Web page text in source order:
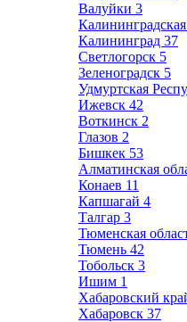
Валуйки 3
Калининградская
Калининград 37
Светлогорск 5
Зеленоградск 5
Удмуртская
Ижевск 42
Воткинск 2
Глазов 2
Бишкек 53
Алматинская
Конаев 11
Капшагай 4
Талгар 3
Тюменская
Тюмень 42
Тобольск 3
Ишим 1
Хабаровский
Хабаровск 37